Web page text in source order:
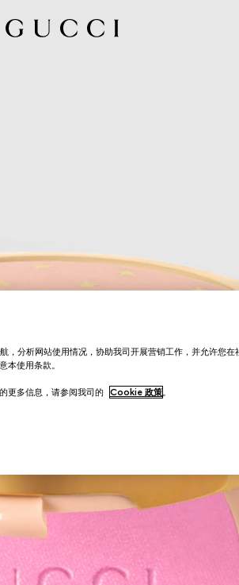
分析网站使用情况，协助我司开展营销工作，并允许您在
本使用条款。
更多信息，请参阅我司的 Cookie 政策。